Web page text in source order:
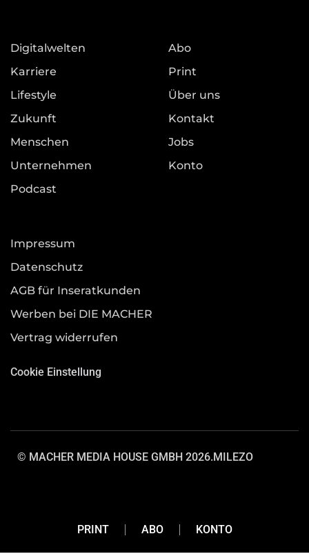
Digitalwelten
Karriere
Lifestyle
Zukunft
Menschen
Unternehmen
Podcast
Abo
Print
Über uns
Kontakt
Jobs
Konto
Impressum
Datenschutz
AGB für Inseratkunden
Werben bei DIE MACHER
Vertrag widerrufen
Cookie Einstellung
© MACHER MEDIA HOUSE GMBH 2026.MILEZO
PRINT ABO KONTO